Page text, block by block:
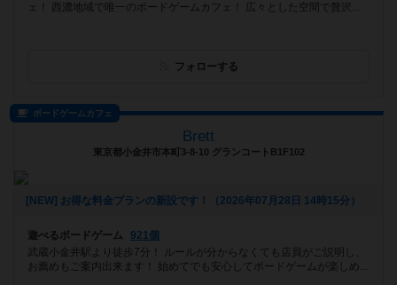
ェ！ 西濃地域で唯一のボードゲームカフェ！ 広々とした空間で贅沢...
フォローする
ボードゲームカフェ
Brett
東京都小金井市本町3-8-10 グランコートB1F102
[NEW] お得な料金プランの新設です！（2026年07月28日 14時15分）
遊べるボードゲーム
921個
武蔵小金井駅より徒歩7分！ ルールが分からなくても店員がご説明し、
お薦めもご案内出来ます！ 始めてでも安心してボードゲームが楽しめ...